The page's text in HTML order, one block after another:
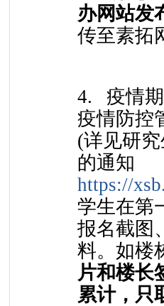
办网站发
传至素拓
4.
疫情
疫情防控
(详见研
的通知
https://
学生在第
报名截图
料。如楼
片和楼长
累计，只